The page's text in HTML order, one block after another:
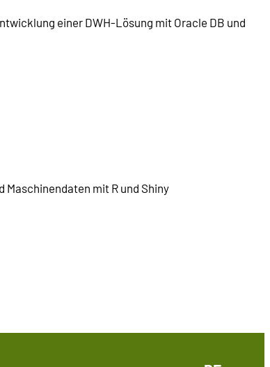
einer DWH-Lösung mit Oracle DB und
mit R und Shiny